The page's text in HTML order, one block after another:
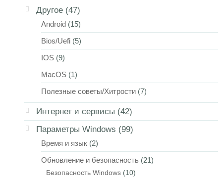
Другое (47)
Android (15)
Bios/Uefi (5)
IOS (9)
MacOS (1)
Полезные советы/Хитрости (7)
Интернет и сервисы (42)
Параметры Windows (99)
Время и язык (2)
Обновление и безопасность (21)
Безопасность Windows (10)